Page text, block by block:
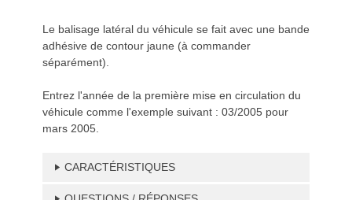
Le balisage latéral du véhicule se fait avec une bande
adhésive de contour jaune (à commander
séparément).
Entrez l'année de la première mise en circulation du
véhicule comme l'exemple suivant : 03/2005 pour
mars 2005.
CARACTÉRISTIQUES